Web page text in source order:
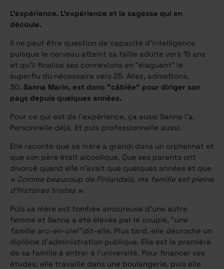
L’expérience. L’expérience et la sagesse qui en
découle.
Il ne peut être question de capacité d’intelligence
puisque le cerveau atteint sa taille adulte vers 15 ans
et qu’il finalise ses connexions en “élaguant” le
superflu du nécessaire vers 25. Allez, admettons,
30. Sanna Marin, est donc “câblée” pour diriger son
pays depuis quelques années.
Pour ce qui est de l’expérience, ça aussi Sanna l’a.
Personnelle déjà. Et puis professionnelle aussi.
Elle raconte que sa mère a grandi dans un orphelinat et
que son père était alcoolique. Que ses parents ont
divorcé quand elle n’avait que quelques années et que
« Comme beaucoup de Finlandais, ma famille est pleine
d’histoires tristes ».
Puis sa mère est tombée amoureuse d’une autre
femme et Sanna a été élevée par le couple, “une
famille arc-en-ciel”dit-elle. Plus tard, elle décroche un
diplôme d’administration publique. Elle est la première
de sa famille à entrer à l’université. Pour financer ses
études, elle travaille dans une boulangerie, puis elle